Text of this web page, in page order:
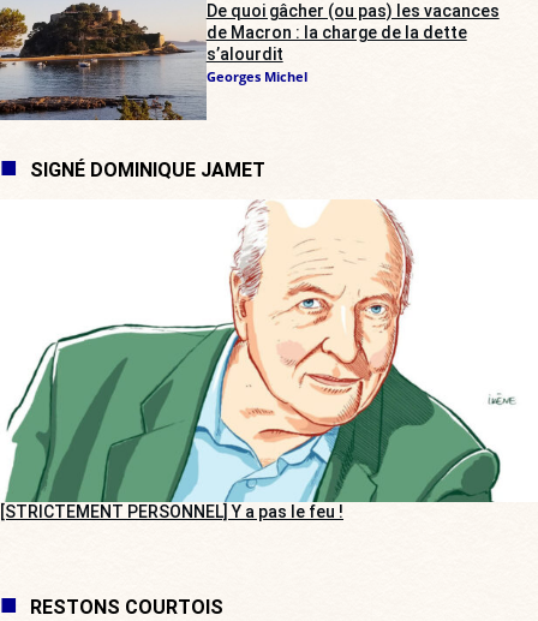
De quoi gâcher (ou pas) les vacances
de Macron : la charge de la dette
s’alourdit
Georges Michel
SIGNÉ DOMINIQUE JAMET
[STRICTEMENT PERSONNEL] Y a pas le feu !
RESTONS COURTOIS